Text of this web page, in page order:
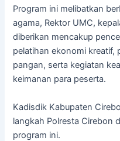
Program ini melibatkan
agama, Rektor UMC,
diberikan mencakup
pelatihan ekonomi kreatif,
pangan, serta kegiatan
keimanan para peserta.
Kadisdik Kabupaten
langkah Polresta Cirebon
program ini.